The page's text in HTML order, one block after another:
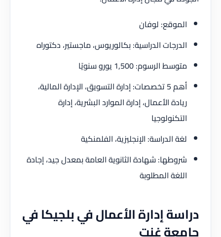
الموقع: لوفان
الدرجات الدراسية: بكالوريوس، ماجستير، دكتوراه
متوسط الرسوم: 1,500 يورو سنويًا
أهم 5 تخصصات: إدارة التسويق، الإدارة المالية،
ريادة الأعمال، إدارة الموارد البشرية، إدارة
التكنولوجيا
لغة الدراسة: الإنجليزية، الفلمنكية
شروطها: شهادة الثانوية العامة بمعدل جيد، إجادة
اللغة المطلوبة
دراسة إدارة الأعمال في بلجيكا في
جامعة غنت